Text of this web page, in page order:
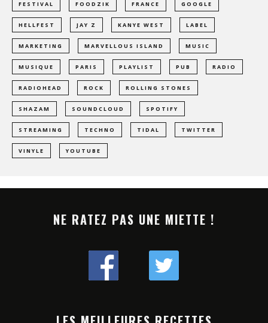
FESTIVAL FOODZIK FRANCE GOOGLE
HELLFEST JAY Z KANYE WEST LABEL
MARKETING MARVELLOUS ISLAND MUSIC
MUSIQUE PARIS PLAYLIST PUB RADIO
RADIOHEAD ROCK ROLLING STONES
SHAZAM SOUNDCLOUD SPOTIFY
STREAMING TECHNO TIDAL TWITTER
VINYLE YOUTUBE
NE RATEZ PAS UNE MIETTE !